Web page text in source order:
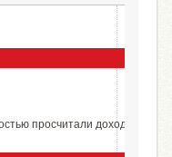
просчитали доходы и